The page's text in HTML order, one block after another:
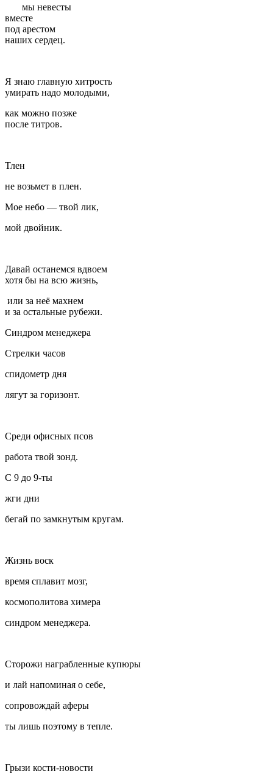
мы невесты
вместе
под арестом
наших сердец.
Я знаю главную хитрость
умирать надо молодыми,
как можно позже
после титров.
Тлен
не возьмет в плен.
Мое небо — твой лик,
мой двойник.
Давай останемся вдвоем
хотя бы на всю жизнь,
или за неё махнем
и за остальные рубежи.
Синдром менеджера
Стрелки часов
спидометр дня
лягут за горизонт.
Среди офисных псов
работа твой зонд.
С 9 до 9-ты
жги дни
бегай по замкнутым кругам.
Жизнь воск
время сплавит мозг,
космополитова химера
синдром менеджера.
Сторожи награбленные купюры
и лай напоминая о себе,
сопровождай аферы
ты лишь поэтому в тепле.
Грызи кости-новости